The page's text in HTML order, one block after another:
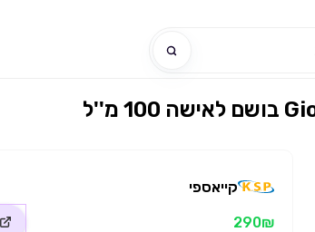
קייאספי
290₪